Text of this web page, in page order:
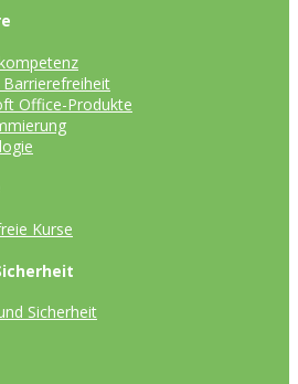
Office-Produkte
Kurse
Sicherheit